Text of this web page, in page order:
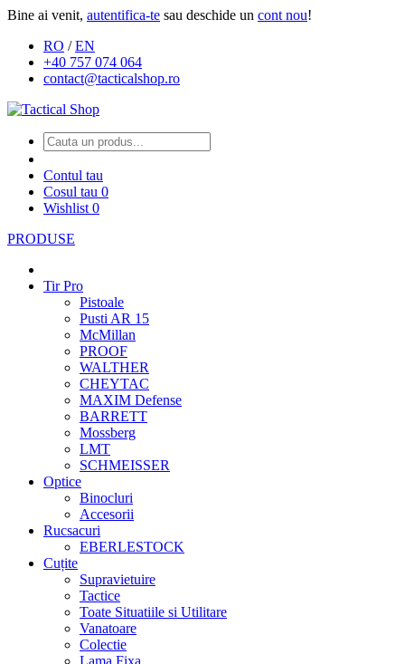
Bine ai venit, autentifica-te sau deschide un cont nou!
RO /EN
+40 757 074 064
contact@tacticalshop.ro
Contul tau
Cosul tau 0
Wishlist 0
PRODUSE
Tir Pro
Pistoale
Pusti AR 15
McMillan
PROOF
WALTHER
CHEYTAC
MAXIM Defense
BARRETT
Mossberg
LMT
SCHMEISSER
Optice
Binocluri
Accesorii
Rucsacuri
EBERLESTOCK
Cuțite
Supravietuire
Tactice
Toate Situatiile si Utilitare
Vanatoare
Colectie
Lama Fixa